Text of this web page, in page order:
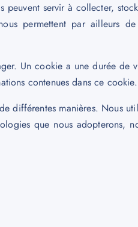
servir à collecter,
permettent par ailleurs
Un cookie a une durée de
contenues dans ce cookie.
différentes manières. Nous
que nous adopterons,